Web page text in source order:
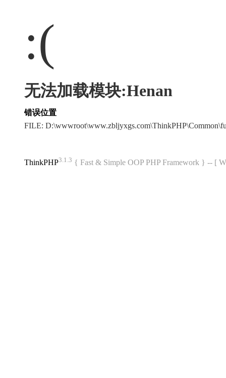
:(
无法加载模块:Henan
错误位置
FILE:
ThinkPHP3.1.3 { Fast & Simple OOP PHP Framework } -- [